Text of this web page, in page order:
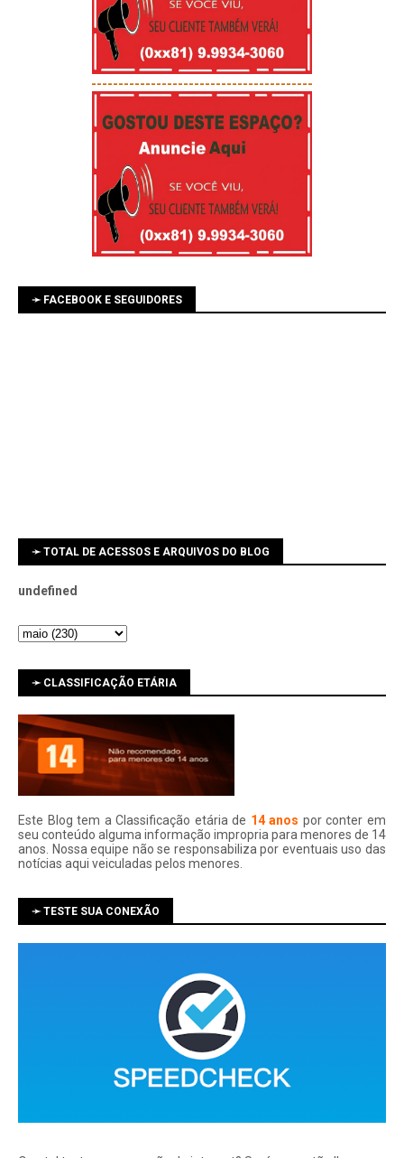
-----------------------------------------
➛ FACEBOOK E SEGUIDORES
➛ TOTAL DE ACESSOS E ARQUIVOS DO BLOG
undefned
➛ CLASSIFICAÇÃO ETÁRIA
Este Blog tem a Classificação etária de 14 anos por conter em
seu conteúdo alguma informação impropria para menores de 14
anos. Nossa equipe não se responsabiliza por eventuais uso das
notí­cias aqui veiculadas pelos menores.
➛ TESTE SUA CONEXÃO